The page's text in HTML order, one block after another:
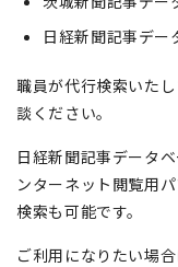
日経新聞記事デー
職員が代行検索いた
談ください。
日経新聞記事データ
ンターネット閲覧用
検索も可能です。
ご利用になりたい場